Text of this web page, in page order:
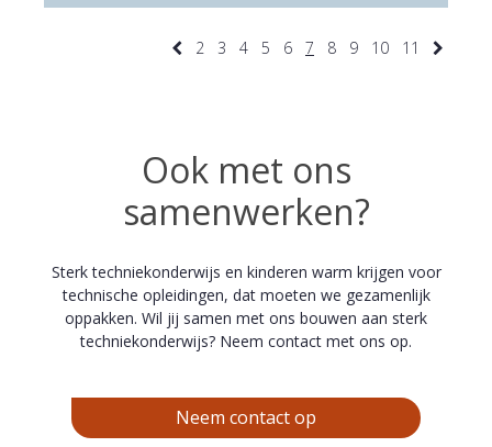
2 3 4 5 6 7 8 9 10 11
Ook met ons
samenwerken?
Sterk techniekonderwijs en kinderen warm krijgen voor
technische opleidingen, dat moeten we gezamenlijk
oppakken. Wil jij samen met ons bouwen aan sterk
techniekonderwijs? Neem contact met ons op.
Neem contact op